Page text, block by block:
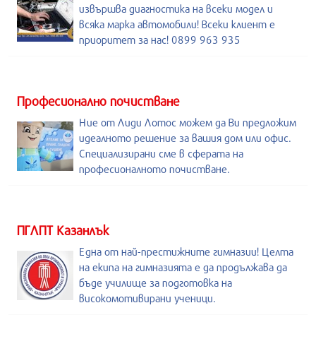
извършва диагностика на всеки модел и
всяка марка автомобили! Всеки клиент е
приоритет за нас! 0899 963 935
Професионално почистване
Ние от Лиди Лотос можем да Ви предложим
идеалното решение за вашия дом или офис.
Специализирани сме в сферата на
професионалното почистване.
ПГЛПТ Казанлък
Една от най-престижните гимназии! Целта
на екипа на гимназията е да продължава да
бъде училище за подготовка на
високомотивирани ученици.